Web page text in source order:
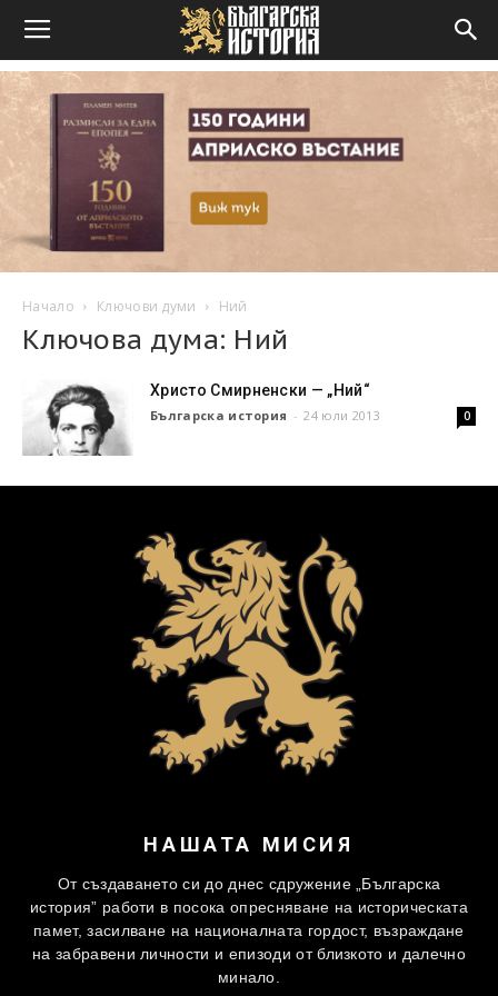
Начало Ключови думи Ний
Ключова дума: Ний
Христо Смирненски — „Ний“
Българска история - 24 юли 2013 0
НАШАТА МИСИЯ
От създаването си до днес сдружение „Българска
история” работи в посока опресняване на историческата
памет, засилване на националната гордост, възраждане
на забравени личности и епизоди от близкото и далечно
минало.